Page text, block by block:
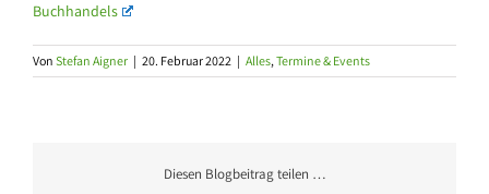
Buchhandels
Von Stefan Aigner | 20. Februar 2022 | Alles,Termine & Events
Diesen Blogbeitrag teilen …